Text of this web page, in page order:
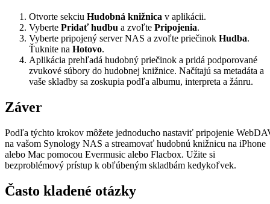
Otvorte sekciu Hudobná knižnica v aplikácii.
Vyberte Pridať hudbu a zvoľte Pripojenia.
Vyberte pripojený server NAS a zvoľte priečinok Hudba.
Ťuknite na Hotovo.
Aplikácia prehľadá hudobný priečinok a pridá podporované
zvukové súbory do hudobnej knižnice. Načítajú sa metadáta a
vaše skladby sa zoskupia podľa albumu, interpreta a žánru.
Záver
Podľa týchto krokov môžete jednoducho nastaviť pripojenie
na vašom Synology NAS a streamovať hudobnú knižnicu na iPhone
alebo Mac pomocou Evermusic alebo Flacbox. Užite si
bezproblémový prístup k obľúbeným skladbám kedykoľvek.
Často kladené otázky